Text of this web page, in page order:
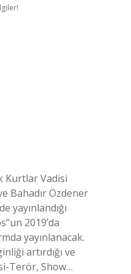
Kurtlar Vadisi
Bahadır Özdener
yayınlandığı
2019’da
yayınlanacak.
artırdığı ve
Terör, Show…